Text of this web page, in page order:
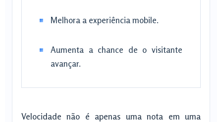
Melhora a experiência mobile.
Aumenta a chance de o visitante
avançar.
Velocidade não é apenas uma nota em uma